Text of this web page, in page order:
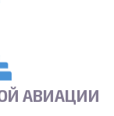
АВИАЦИИ